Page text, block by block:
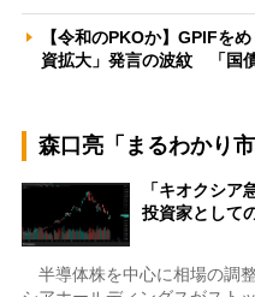
【令和のPKOか】GPIFを
資拡大」発言の波紋 「国
森口亮「まるわかり市
「キオクシ
投資家として
半導体株を中心に相場の調